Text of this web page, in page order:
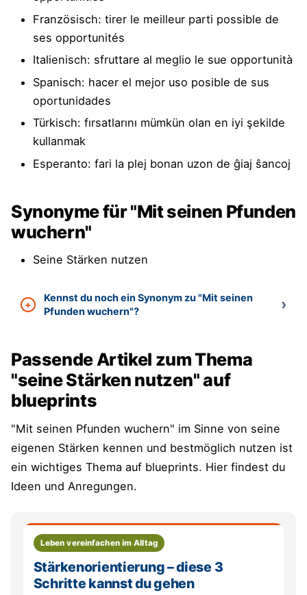
Französisch: tirer le meilleur parti possible de
ses opportunités
Italienisch: sfruttare al meglio le sue opportunità
Spanisch: hacer el mejor uso posible de sus
oportunidades
Türkisch: fırsatlarını mümkün olan en iyi şekilde
kullanmak
Esperanto: fari la plej bonan uzon de ĝiaj ŝancoj
Synonyme für "Mit seinen Pfunden
wuchern"
Seine Stärken nutzen
Kennst du noch ein Synonym zu "Mit seinen
Pfunden wuchern"?
Passende Artikel zum Thema
"seine Stärken nutzen" auf
blueprints
"Mit seinen Pfunden wuchern" im Sinne von seine
eigenen Stärken kennen und bestmöglich nutzen ist
ein wichtiges Thema auf blueprints. Hier findest du
Ideen und Anregungen.
Leben vereinfachen im Alltag
Stärkenorientierung – diese 3
Schritte kannst du gehen